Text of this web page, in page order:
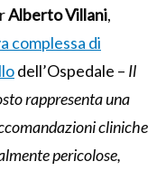
Alberto Villani,
complessa di
dell’Ospedale – Il
rappresenta una
cliniche
pericolose,